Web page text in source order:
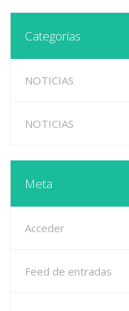
Categorías
NOTICIAS
NOTICIAS
Meta
Acceder
Feed de entradas